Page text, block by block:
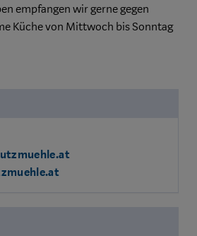
empfangen wir gerne gegen
Küche von Mittwoch bis Sonntag